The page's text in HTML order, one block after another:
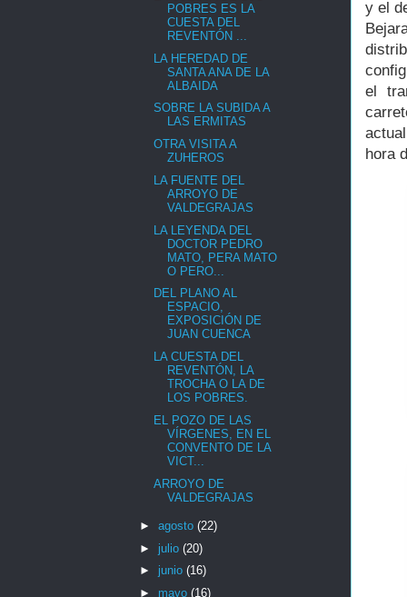
y el
el
hora
POBRES ES LA
CUESTA DEL
REVENTÓN ...
LA HEREDAD DE
SANTA ANA DE LA
ALBAIDA
SOBRE LA SUBIDA A
LAS ERMITAS
OTRA VISITA A
ZUHEROS
LA FUENTE DEL
ARROYO DE
VALDEGRAJAS
LA LEYENDA DEL
DOCTOR PEDRO
MATO, PERA MATO
O PERO...
DEL PLANO AL
ESPACIO,
EXPOSICIÓN DE
JUAN CUENCA
LA CUESTA DEL
REVENTÓN, LA
TROCHA O LA DE
LOS POBRES.
EL POZO DE LAS
VÍRGENES, EN EL
CONVENTO DE LA
VICT...
ARROYO DE
VALDEGRAJAS
► agosto (22)
► julio (20)
► junio (16)
► mayo (16)